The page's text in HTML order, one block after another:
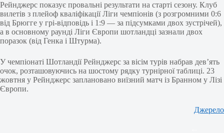
Рейнджерс показує провальні результати на старті сезону. Клуб
вилетів з плейоф кваліфікації Ліги чемпіонів (з розгромними 0:6
від Брюгге у грі-відповідь і 1:9 — за підсумками двох зустрічей),
а в основному раунді Ліги Європи шотландці зазнали двох
поразок (від Генка і Штурма).
У чемпіонаті Шотландії Рейнджерс за вісім турів набрав дев’ять
очок, розташовуючись на шостому рядку турнірної таблиці. 23
жовтня у Рейнджерс заплановано виїзний матч із Бранном у Лізі
Європи.
Джерело